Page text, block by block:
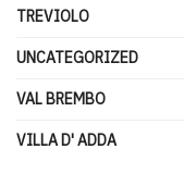
TREVIOLO
UNCATEGORIZED
VAL BREMBO
VILLA D' ADDA